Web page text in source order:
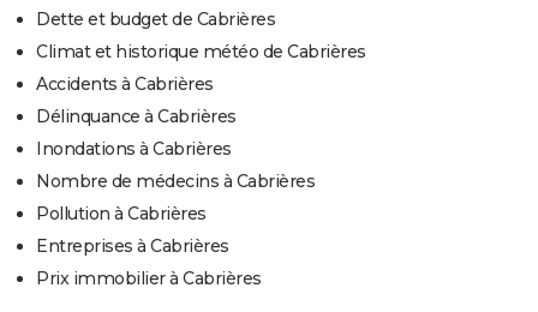
Dette et budget de Cabrières
Climat et historique météo de Cabrières
Accidents à Cabrières
Délinquance à Cabrières
Inondations à Cabrières
Nombre de médecins à Cabrières
Pollution à Cabrières
Entreprises à Cabrières
Prix immobilier à Cabrières